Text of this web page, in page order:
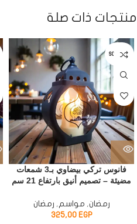
منتجات ذات صلة
SOLD OUT
فانوس تركي بيضاوي بـ3 شمعات
مضيئة – تصميم أنيق بارتفاع 21 سم
رمضان, مواسم, رمضان
325,00 EGP